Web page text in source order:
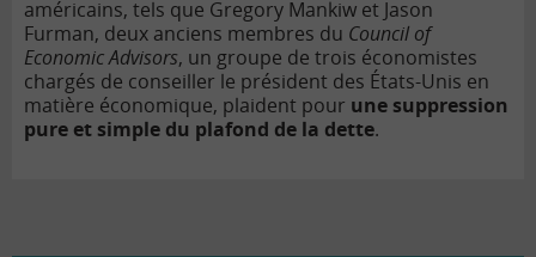
américains, tels que Gregory Mankiw et Jason
Furman, deux anciens membres du Council of
Economic Advisors, un groupe de trois économistes
chargés de conseiller le président des États-Unis en
matière économique, plaident pour une suppression
pure et simple du plafond de la dette.